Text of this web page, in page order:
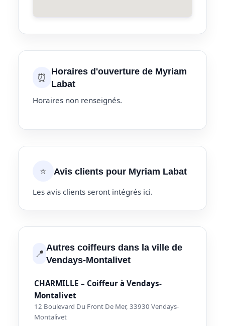
⏰
Horaires d'ouverture de Myriam
Labat
Horaires non renseignés.
⭐ Avis clients pour Myriam Labat
Les avis clients seront intégrés ici.
📍 Autres coiffeurs dans la ville de
Vendays-Montalivet
CHARMILLE – Coiffeur à Vendays-
Montalivet
12 Boulevard Du Front De Mer, 33930 Vendays-
Montalivet